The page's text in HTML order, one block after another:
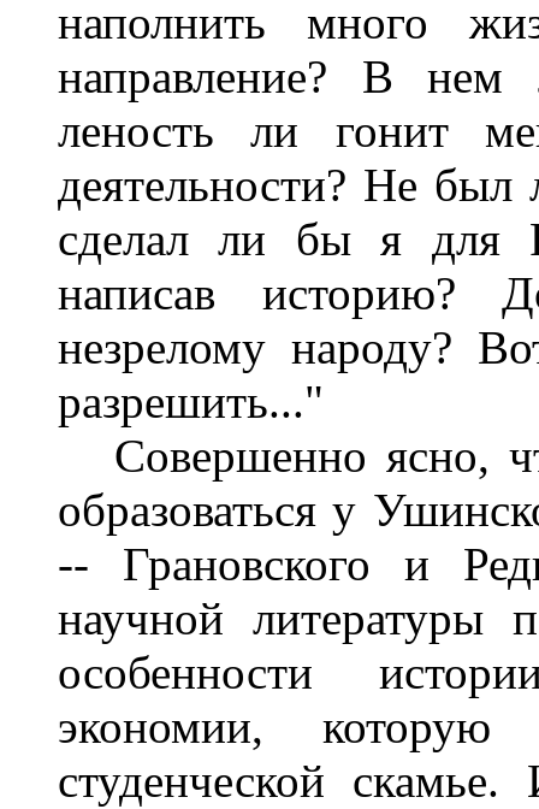
наполнить много
направление? В
леность ли гонит
деятельности? Не
сделал ли бы я для
написав историю?
незрелому народу?
разрешить..."
Совершенно ясно,
образоваться у
-- Грановского и
научной
особенности
экономии,
студенческой